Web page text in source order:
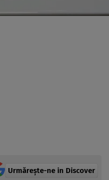
Urmărește-ne in Discover